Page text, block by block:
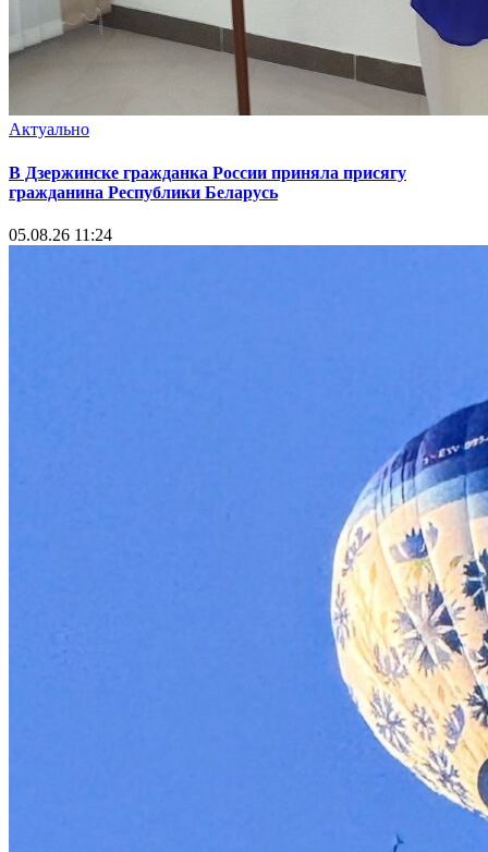
Актуально
В Дзержинске гражданка России приняла присягу
гражданина Республики Беларусь
05.08.26 11:24